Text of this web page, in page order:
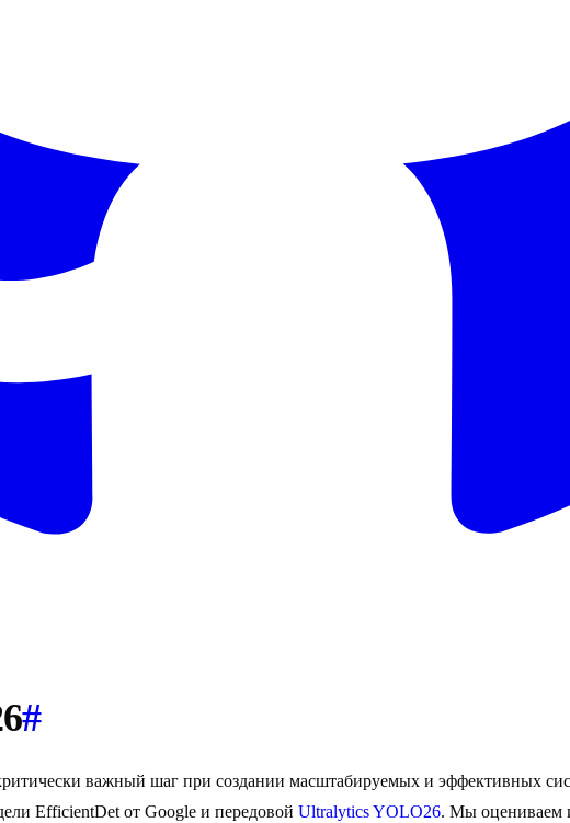
#
важный шаг при создании масштабируемых и эффективных
EfficientDet от Google и передовой Ultralytics YOLO26. Мы оцениваем